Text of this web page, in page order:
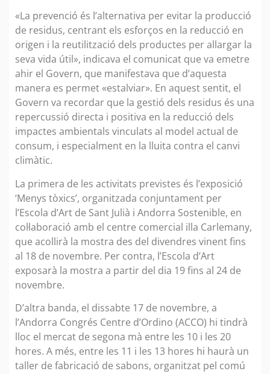
«La prevenció és l’alternativa per evitar la producció
de residus, centrant els esforços en la reducció en
origen i la reutilització dels productes per allargar la
seva vida útil», indicava el comunicat que va emetre
ahir el Govern, que manifestava que d’aquesta
manera es permet «estalviar». En aquest sentit, el
Govern va recordar que la gestió dels residus és una
repercussió directa i positiva en la reducció dels
impactes ambientals vinculats al model actual de
consum, i especialment en la lluita contra el canvi
climàtic.
La primera de les activitats previstes és l’exposició
‘Menys tòxics’, organitzada conjuntament per
l’Escola d’Art de Sant Julià i Andorra Sostenible, en
col·laboració amb el centre comercial illa Carlemany,
que acollirà la mostra des del divendres vinent fins
al 18 de novembre. Per contra, l’Escola d’Art
exposarà la mostra a partir del dia 19 fins al 24 de
novembre.
D’altra banda, el dissabte 17 de novembre, a
l’Andorra Congrés Centre d’Ordino (ACCO) hi tindrà
lloc el mercat de segona mà entre les 10 i les 20
hores. A més, entre les 11 i les 13 hores hi haurà un
taller de fabricació de sabons, organitzat pel comú